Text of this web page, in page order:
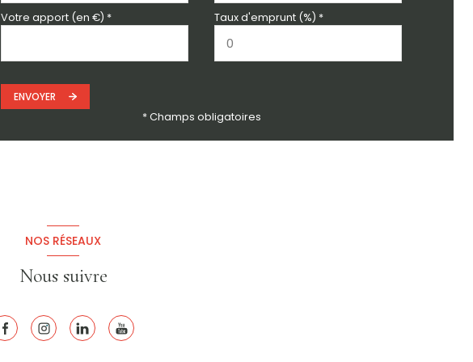
Votre apport (en €) * Taux d'emprunt (%) *
ENVOYER
* Champs obligatoires
NOS RÉSEAUX
Nous suivre